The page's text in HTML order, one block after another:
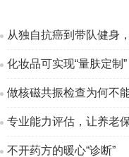
从独自抗癌到带队健身
化妆品可实现“量肤定制”
做核磁共振检查为何不
专业能力评估，让养老
不开药方的暖心“诊断”